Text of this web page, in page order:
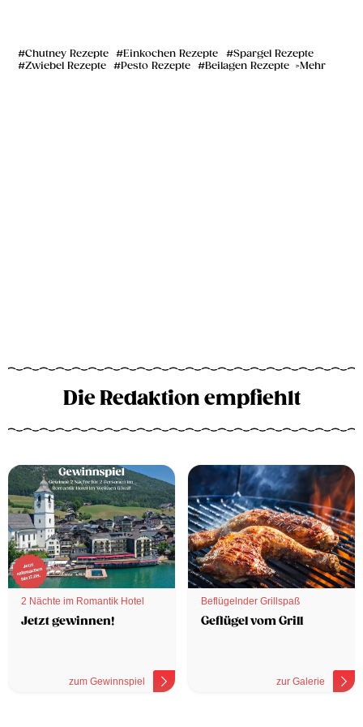
Chutney Rezepte Einkochen Rezepte
Spargel Rezepte
Zwiebel Rezepte
Pesto Rezepte Beilagen Rezepte Mehr
Die Redaktion empfiehlt
2 Nächte im Romantik Hotel
Jetzt gewinnen!
zum Gewinnspiel
Beflügelnder Grillspaß
Geflügel vom Grill
zur Galerie